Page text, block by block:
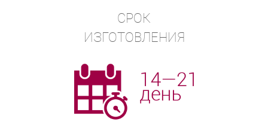
СРОК
ИЗГОТОВЛЕНИЯ